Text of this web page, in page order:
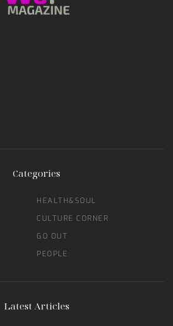
Categories
HEALTH&SOUL
CULTURE CORNER
GO OUT
PEOPLE
Latest Articles